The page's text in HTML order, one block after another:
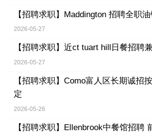
【招聘求职】 Maddington 招聘全职
2026-05-27
【招聘求职】 近ct tuart hill日餐招聘
2026-05-27
【招聘求职】 Como富人区长期诚招
定
2026-05-26
【招聘求职】 Ellenbrook中餐馆招聘